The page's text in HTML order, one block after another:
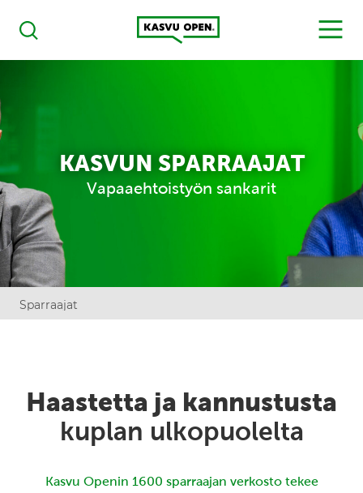
Haku
Kasvu Open
MENU
KASVUN SPARRAAJAT
Vapaaehtoistyön sankarit
Sparraajat
Haastetta ja kannustusta
kuplan ulkopuolelta
Kasvu Openin 1600 sparraajan verkosto tekee